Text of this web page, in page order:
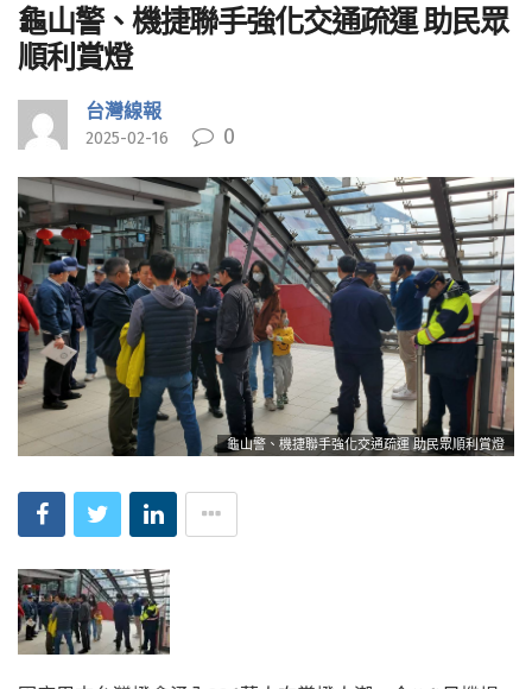
龜山警、機捷聯手強化交通疏運 助民眾
順利賞燈
台灣線報
2025-02-16 0
龜山警、機捷聯手強化交通疏運 助民眾順利賞燈